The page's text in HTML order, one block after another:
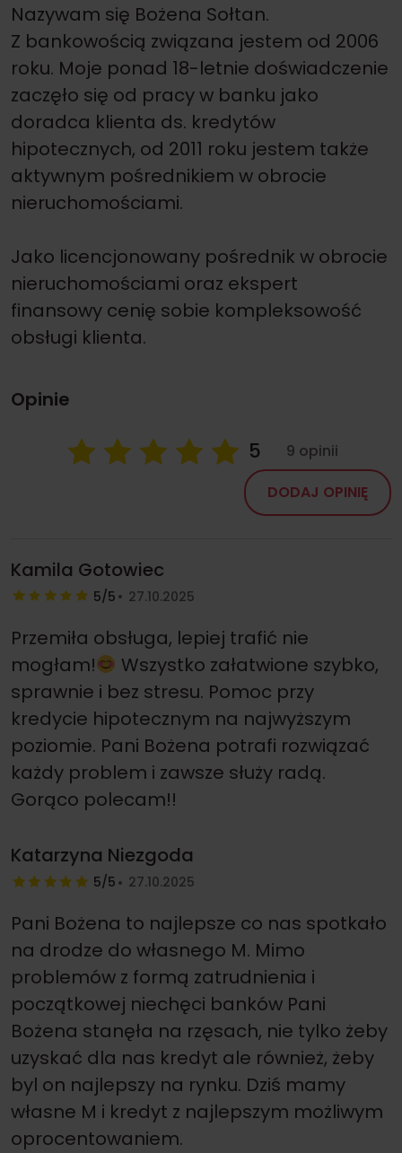
Nazywam się Bożena Sołtan.
Z bankowością związana jestem od 2006
roku. Moje ponad 18-letnie doświadczenie
zaczęło się od pracy w banku jako
doradca klienta ds. kredytów
hipotecznych, od 2011 roku jestem także
aktywnym pośrednikiem w obrocie
nieruchomościami.
Jako licencjonowany pośrednik w obrocie
nieruchomościami oraz ekspert
finansowy cenię sobie kompleksowość
obsługi klienta.
Opinie
5
9 opinii
DODAJ OPINIĘ
Kamila Gotowiec
5/5 27.10.2025
Przemiła obsługa, lepiej trafić nie
mogłam!
Wszystko załatwione szybko,
sprawnie i bez stresu. Pomoc przy
kredycie hipotecznym na najwyższym
poziomie. Pani Bożena potrafi rozwiązać
każdy problem i zawsze służy radą.
Gorąco polecam!!
Katarzyna Niezgoda
5/5 27.10.2025
Pani Bożena to najlepsze co nas spotkało
na drodze do własnego M. Mimo
problemów z formą zatrudnienia i
początkowej niechęci banków Pani
Bożena stanęła na rzęsach, nie tylko żeby
uzyskać dla nas kredyt ale również, żeby
byl on najlepszy na rynku. Dziś mamy
własne M i kredyt z najlepszym możliwym
oprocentowaniem.